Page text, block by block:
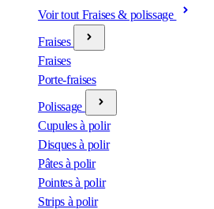
Voir tout Fraises & polissage
Fraises
Fraises
Porte-fraises
Polissage
Cupules à polir
Disques à polir
Pâtes à polir
Pointes à polir
Strips à polir